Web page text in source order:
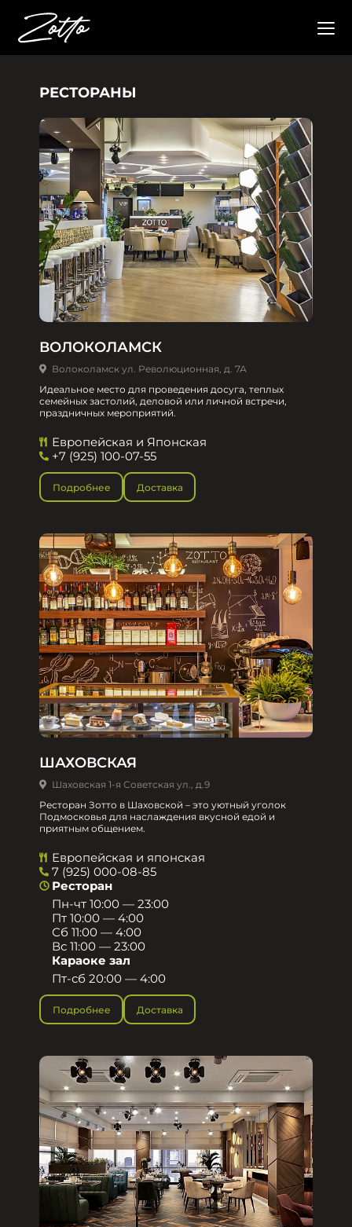
РЕСТОРАНЫ
ВОЛОКОЛАМСК
Волоколамск ул. Революционная, д. 7А
Идеальное место для проведения досуга, теплых
семейных застолий, деловой или личной встречи,
праздничных мероприятий.
Европейская и Японская
+7 (925) 100-07-55
Подробнее Доставка
ШАХОВСКАЯ
Шаховская 1-я Советская ул., д.9
Ресторан Зотто в Шаховской – это уютный уголок
Подмосковья для наслаждения вкусной едой и
приятным общением.​
Европейская и японская
7 (925) 000-08-85
Ресторан
Пн-чт 10:00 — 23:00
Пт 10:00 — 4:00
Сб 11:00 — 4:00
Вс 11:00 — 23:00
Караоке зал
Пт-сб 20:00 — 4:00
Подробнее Доставка